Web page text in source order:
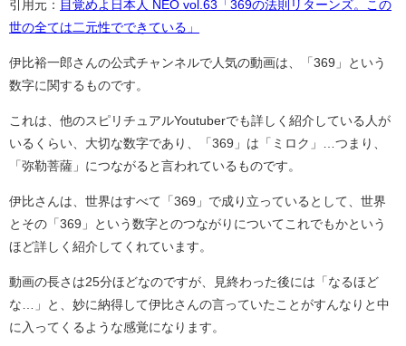
引用元：
目覚めよ日本人 NEO vol.63「369の法則リターンズ。この
世の全ては二元性でできている」
伊比裕一郎さんの公式チャンネルで人気の動画は、「369」という
数字に関するものです。
これは、他のスピリチュアルYoutuberでも詳しく紹介している人が
いるくらい、大切な数字であり、「369」は「ミロク」…つまり、
「弥勒菩薩」につながると言われているものです。
伊比さんは、世界はすべて「369」で成り立っているとして、世界
とその「369」という数字とのつながりについてこれでもかという
ほど詳しく紹介してくれています。
動画の長さは25分ほどなのですが、見終わった後には「なるほど
な…」と、妙に納得して伊比さんの言っていたことがすんなりと中
に入ってくるような感覚になります。